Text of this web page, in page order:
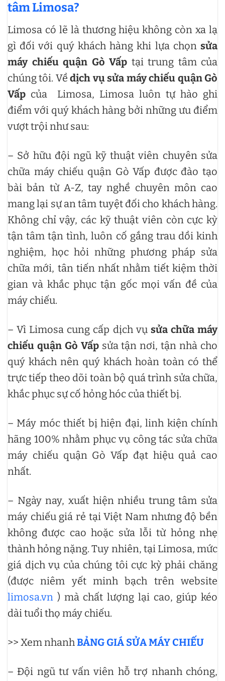
tâm Limosa?
Limosa có lẽ là thương hiệu không còn xa lạ
gì đối với quý khách hàng khi lựa chọnsửa
máy chiếu quận Gò Vấp tại trung tâm của
chúng tôi. Vềdịch vụ sửa máy chiếu quận Gò
Vấp của Limosa, Limosa luôn tự hào ghi
điểm với quý khách hàng bởi những ưu điểm
vượt trội như sau:
– Sở hữu đội ngũ kỹ thuật viên chuyên sửa
chữa máy chiếu quận Gò Vấp được đào tạo
bài bản từ A-Z, tay nghề chuyên môn cao
mang lại sự an tâm tuyệt đối cho khách hàng.
Không chỉ vậy, các kỹ thuật viên còn cực kỳ
tận tâm tận tình, luôn cố gắng trau dồi kinh
nghiệm, học hỏi những phương pháp sửa
chữa mới, tân tiến nhất nhằm tiết kiệm thời
gian và khắc phục tận gốc mọi vấn đề của
máy chiếu.
– Vì Limosa cung cấp dịch vụ sửa chữa máy
chiếu quận Gò Vấpsửa tận nơi, tận nhà cho
quý khách nên quý khách hoàn toàn có thể
trực tiếp theo dõi toàn bộ quá trình sửa chữa,
khắc phục sự cố hỏng hóc của thiết bị.
– Máy móc thiết bị hiện đại, linh kiện chính
hãng 100% nhằm phục vụ công tác sửa chữa
máy chiếu quận Gò Vấp đạt hiệu quả cao
nhất.
– Ngày nay, xuất hiện nhiều trung tâm sửa
máy chiếu giá rẻ tại Việt Nam nhưng độ bền
không được cao hoặc sửa lỗi từ hỏng nhẹ
thành hỏng nặng. Tuy nhiên, tại Limosa, mức
giá dịch vụ của chúng tôi cực kỳ phải chăng
(được niêm yết minh bạch trên website
limosa.vn ) mà chất lượng lại cao, giúp kéo
dài tuổi thọ máy chiếu.
>> Xem nhanhBẢNG GIÁ SỬA MÁY CHIẾU
– Đội ngũ tư vấn viên hỗ trợ nhanh chóng,